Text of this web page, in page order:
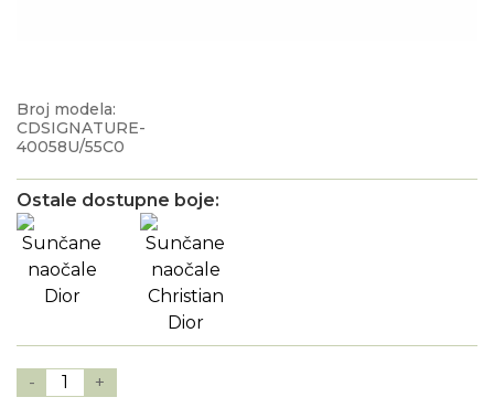
Broj modela:
CDSIGNATURE-
40058U/55C0
Ostale dostupne boje:
- 1 +